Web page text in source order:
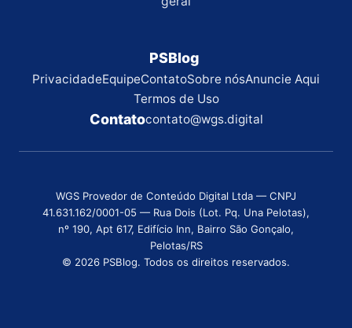
PSBlog
PrivacidadeEquipeContatoSobre nósAnuncie Aqui
Termos de Uso
Contatocontato@wgs.digital
WGS Provedor de Conteúdo Digital Ltda — CNPJ
41.631.162/0001-05 — Rua Dois (Lot. Pq. Una Pelotas),
nº 190, Apt 617, Edifício Inn, Bairro São Gonçalo,
Pelotas/RS
© 2026 PSBlog. Todos os direitos reservados.